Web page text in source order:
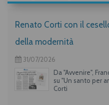
Renato Corti con il
della modernità
31/07/2026
Da "Avvenire",
su "Un santo per
Corti